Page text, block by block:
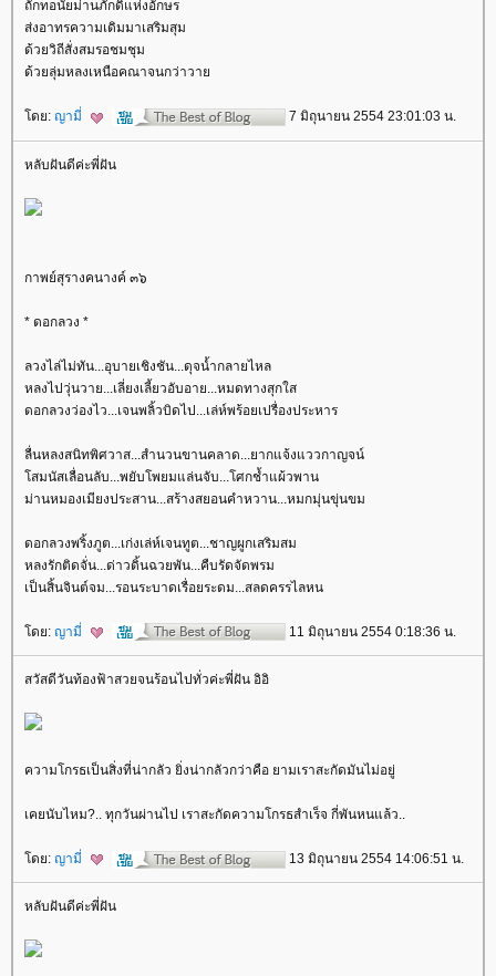
ถักทอนัยม่านภักดิ์แห่งอักษร
ส่งอาทรความเดิมมาเสริมสุม
ด้วยวิถีสั่งสมรอชมชุม
ด้วยลุ่มหลงเหนือคณาจนกว่าวา
ดย: ญามี่ 7 มิถุนายน 2554 23:01:03 น.
หลับฝันดีค่ะพี่ฝัน
กาพย์สุรางคนางค์ ๓๖
* ดอกลวง *
ลวงไล่ไม่ทัน...อุบายเชิงชัน...ดุจน้ำกลายไหล
หลงไปวุ่นวาย...เลี่ยงเลี้ยวอับอาย...หมดทางสุกใส
ดอกลวงว่องไว...เจนพลิ้วบิดไป...เล่ห์พร้อยเปรื่องประหาร
ลื่นหลงสนิทพิศวาส...สำนวนขานคลาด...ยากแจ้งแววกาญจน์
สมนัสเลื่อนลับ...พยับโพยมแล่นจับ...โศกช้ำแผ้วพาน
ม่านหมองเมียงประสาน...สร้างสยอนคำหวาน...หมกมุ่นขุ่นขม
ดอกลวงพริ้งภูต...เก่งเล่ห์เจนทูต...ชาญผูกเสริมสม
หลงรักติดจั่น...ด่าวดิ้นฉวยพัน...คืบรัดจัดพรม
เป็นสิ้นจินต์จม...รอนระบาดเรื่อยระดม...สลดครรไลหน
ดย: ญามี่ 11 มิถุนายน 2554 0:18:36 น.
สวัสดีวันท้องฟ้าสวยจนร้อนไปทั่วค่ะพี่ฝัน อิอิ
ความโกรธเป็นสิ่งที่น่ากลัว ยิ่งน่ากลัวกว่าคือ ยามเราสะกัดมันไม่อยู่
เคยนับไหม?.. ทุกวันผ่านไป เราสะกัดความโกรธสำเร็จ กี่พันหนแล้ว..
ดย: ญามี่ 13 มิถุนายน 2554 14:06:51 น.
หลับฝันดีค่ะพี่ฝัน